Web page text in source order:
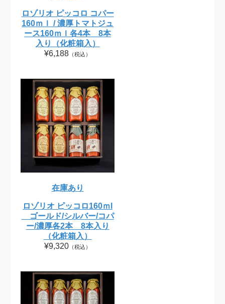
ロゾリオ ピッコロ コパー
160ｍｌ / 濃厚トマトジュ
ース160ｍｌ各4本 8本
入り（化粧箱入）
¥6,188 （税込）
在庫あり
ロゾリオ ピッコロ160ｍl
ゴールド/シルバー/コパ
ー/濃厚各2本 8本入り
（化粧箱入）
¥9,320 （税込）